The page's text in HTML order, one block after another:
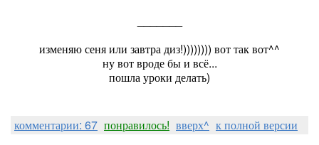
изменяю сеня или завтра диз!)))))))) вот так вот^^
ну вот вроде бы и всё...
пошла уроки делать)
комментарии: 67 понравилось! вверх^ к полной версии